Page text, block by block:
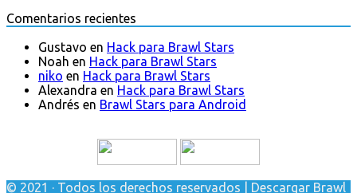
Comentarios recientes
Gustavo en Hack para Brawl Stars
Noah en Hack para Brawl Stars
niko en Hack para Brawl Stars
Alexandra en Hack para Brawl Stars
Andrés en Brawl Stars para Android
© 2021 · Todos los derechos reservados | Descargar Brawl